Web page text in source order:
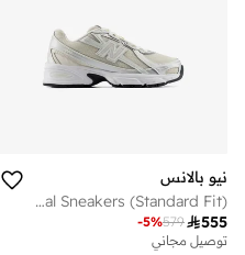
نيو بالانس
Kids 740 LACE casual Sneakers (Standard Fit)
555
579
-5%
توصيل مجاني